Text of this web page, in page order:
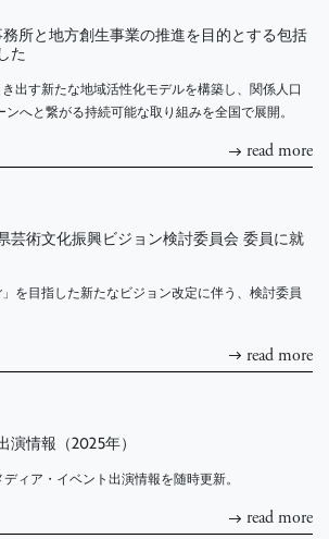
所と地方創生事業の推進を目的とする包括
た
出す新たな地域活性化モデルを構築し、関係人口
へと繋がる持続可能な取り組みを全国で展開。
read more
芸術文化振興ビジョン検討委員会 委員に就
」を目指した新たなビジョン改定に伴う、検討委員
read more
情報（2025年）
ィア・イベント出演情報を随時更新。
read more